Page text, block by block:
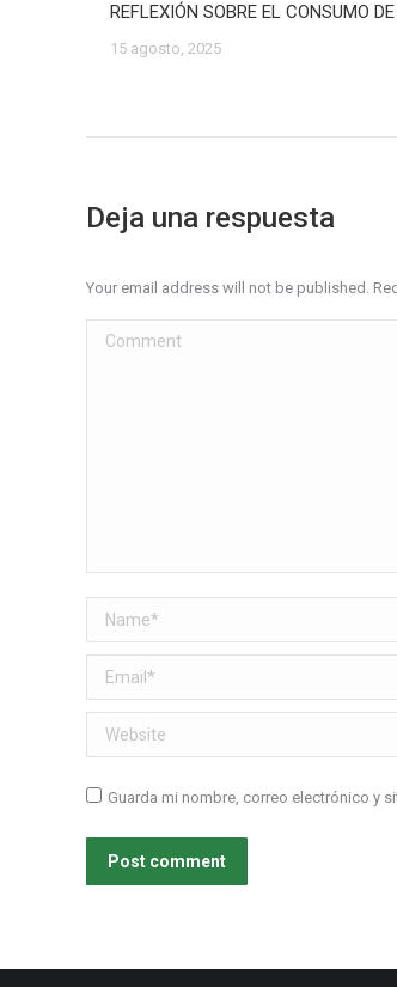
REFLEXIÓN SOBRE EL CONSUMO
15 agosto, 2025
Deja una respuesta
Your email address will not be published.
Comment
Name *
Email *
Website
Guarda mi nombre, correo electrónico y
Post comment